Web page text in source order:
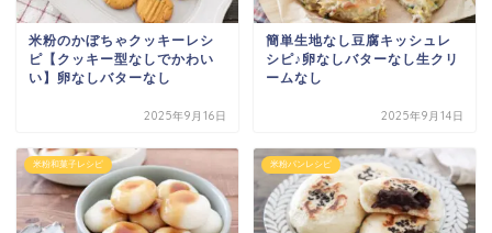
米粉のかぼちゃクッキーレシ
ピ【クッキー型なしでかわい
い】卵なしバターなし
2025年9月16日
簡単生地なし豆腐キッシュレ
シピ♪卵なしバターなし生クリ
ームなし
2025年9月14日
米粉和菓子レシピ 米粉パンレシピ